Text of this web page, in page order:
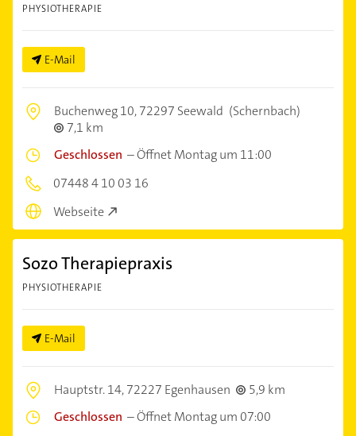
PHYSIOTHERAPIE
E-Mail
Buchenweg 10,72297 Seewald (Schernbach)
7,1 km
Geschlossen –Öffnet Montag um 11:00
07448 4 10 03 16
Webseite
Sozo Therapiepraxis
PHYSIOTHERAPIE
E-Mail
Hauptstr. 14,72227 Egenhausen
5,9 km
Geschlossen –Öffnet Montag um 07:00